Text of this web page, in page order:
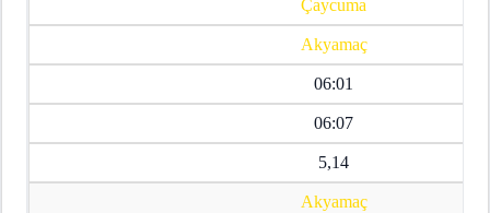
Çaycuma
Akyamaç
06:01
06:07
5,14
Akyamaç